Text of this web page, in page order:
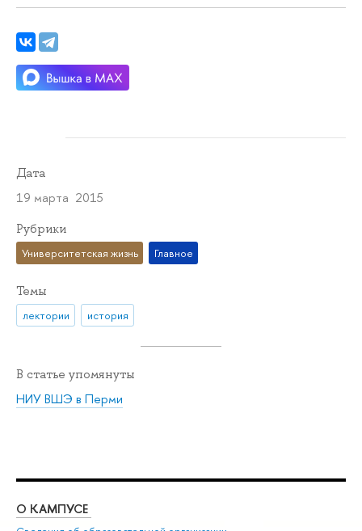
Дата
19 марта 2015
Рубрики
Университетская жизнь Главное
Темы
лектории история
В статье упомянуты
НИУ ВШЭ в Перми
О КАМПУСЕ